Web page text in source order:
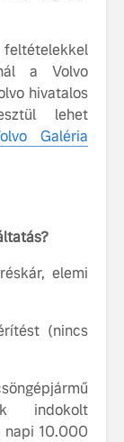
a Volvo
hivatalos
lehet
Galéria
elemi
(nincs
indokolt
napi 10.000
Volvo
A Volvo
Country:
képes,
jut
A Volvo